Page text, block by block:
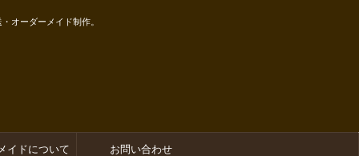
オーダーメイド制作。
イドについて お問い合わせ